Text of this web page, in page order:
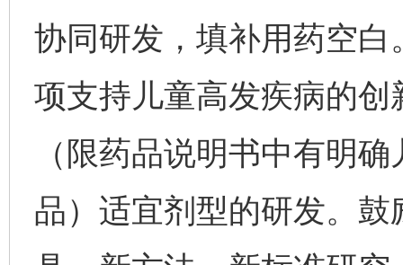
协同研发，填补用药空
项支持儿童高发疾病的
（限药品说明书中有明
品）适宜剂型的研发。